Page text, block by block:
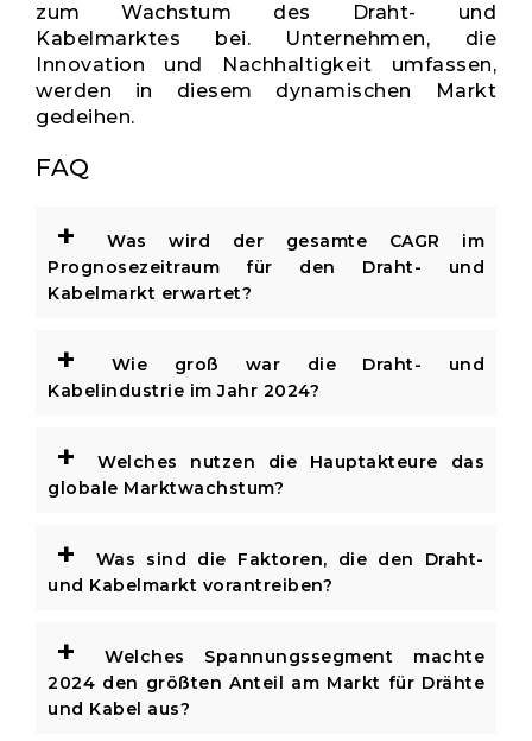
zum Wachstum des Draht- und
Kabelmarktes bei. Unternehmen, die
Innovation und Nachhaltigkeit umfassen,
werden in diesem dynamischen Markt
gedeihen.
FAQ
+
Was wird der gesamte CAGR im
Prognosezeitraum für den Draht- und
Kabelmarkt erwartet?
+
Wie groß war die Draht- und
Kabelindustrie im Jahr 2024?
+
Welches nutzen die Hauptakteure das
globale Marktwachstum?
+
Was sind die Faktoren, die den Draht-
und Kabelmarkt vorantreiben?
+
Welches Spannungssegment machte
2024 den größten Anteil am Markt für Drähte
und Kabel aus?